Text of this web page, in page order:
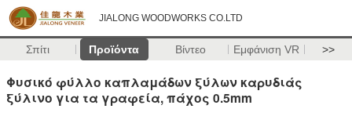
JIALONG WOODWORKS CO.LTD
Σπίτι Προϊόντα Βίντεο Εμφάνιση VR >>
Φυσικό φύλλο καπλαμάδων ξύλων καρυδιάς
ξύλινο για τα γραφεία, πάχος 0.5mm